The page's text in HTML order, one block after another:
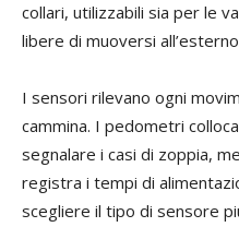
collari, utilizzabili sia per le
libere di muoversi
I sensori rilevano ogni
cammina. I pedometri
segnalare i casi di zoppia,
registra i tempi di
scegliere il tipo di sensore